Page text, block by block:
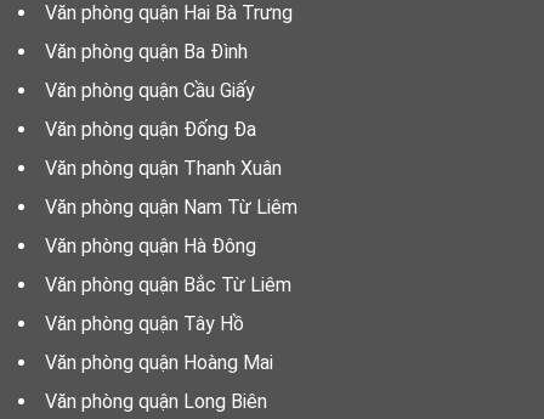
Văn phòng quận Hai Bà Trưng
Văn phòng quận Ba Đình
Văn phòng quận Cầu Giấy
Văn phòng quận Đống Đa
Văn phòng quận Thanh Xuân
Văn phòng quận Nam Từ Liêm
Văn phòng quận Hà Đông
Văn phòng quận Bắc Từ Liêm
Văn phòng quận Tây Hồ
Văn phòng quận Hoàng Mai
Văn phòng quận Long Biên